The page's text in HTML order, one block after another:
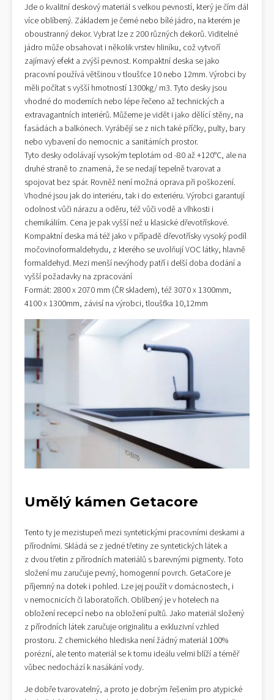
Jde o kvalitní deskový materiál s velkou pevností, který je čím dál
více oblíbený. Základem je černé nebo bílé jádro, na kterém je
oboustranný dekor. Vybrat lze z 200 různých dekorů. Viditelné
jádro může obsahovat i několik vrstev hliníku, což vytvoří
zajímavý efekt a zvýší pevnost. Kompaktní deska se jako
pracovní používá většinou v tloušťce 10 nebo 12mm. Výrobci by
měli počítat s vyšší hmotností 1300kg/ m3. Tyto desky jsou
vhodné do moderních nebo lépe řečeno až technických a
extravagantních interiérů. Můžeme je vidět i jako dělící stěny, na
fasádách a balkónech. Vyrábějí se z nich také příčky, pulty, bary
nebo vybavení do nemocnic a sanitárních prostor.
Tyto desky odolávají vysokým teplotám od -80 až +120°C, ale na
druhé straně to znamená, že se nedají tepelně tvarovat a
spojovat bez spár. Rovněž není možná oprava při poškození.
Vhodné jsou jak do interiéru, tak i do exteriéru. Výrobci garantují
odolnost vůči nárazu a oděru, též vůči vodě a vlhkosti i
chemikáliím. Cena je pak vyšší než u klasické dřevotřískové.
Kompaktní deska má též jako v případě dřevotřísky vysoký podíl
močovinoformaldehydu, z kterého se uvolňují VOC látky, hlavně
formaldehyd. Mezi menší nevýhody patří i delší doba dodání a
vyšší požadavky na zpracování
Formát: 2800 x 2070 mm (ČR skladem), též 3070 x 1300mm,
4100 x 1300mm, závisí na výrobci, tloušťka 10,12mm
Umělý kámen Getacore
Tento ty je mezistupeň mezi syntetickými pracovními deskami a
přírodními. Skládá se z jedné třetiny ze syntetických látek a
z dvou třetin z přírodních materiálů s barevnými pigmenty. Toto
složení mu zaručuje pevný, homogenní povrch. GetaCore je
příjemný na dotek i pohled. Lze jej použít v domácnostech, i
v nemocnicích či laboratořích. Oblíbený je v hotelech na
obložení recepcí nebo na obložení pultů. Jako materiál složený
z přírodních látek zaručuje originalitu a exkluzivní vzhled
prostoru. Z chemického hlediska není žádný materiál 100%
porézní, ale tento materiál se k tomu ideálu velmi blíží a téměř
vůbec nedochází k nasákání vody.
Je dobře tvarovatelný, a proto je dobrým řešením pro atypické